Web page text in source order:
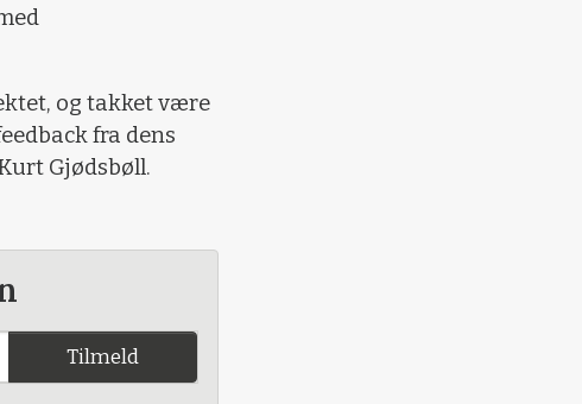
og takket være
fra dens
Gjødsbøll.
Tilmeld